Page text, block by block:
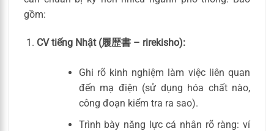
gồm:
CV tiếng Nhật (履歴書 – rirekisho):
Ghi rõ kinh nghiệm làm việc liên quan
đến mạ điện (sử dụng hóa chất nào,
công đoạn kiểm tra ra sao).
Trình bày năng lực cá nhân rõ ràng: ví